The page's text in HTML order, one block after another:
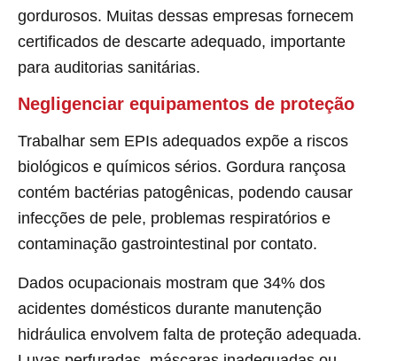
gordurosos. Muitas dessas empresas fornecem
certificados de descarte adequado, importante
para auditorias sanitárias.
Negligenciar equipamentos de proteção
Trabalhar sem EPIs adequados expõe a riscos
biológicos e químicos sérios. Gordura rançosa
contém bactérias patogênicas, podendo causar
infecções de pele, problemas respiratórios e
contaminação gastrointestinal por contato.
Dados ocupacionais mostram que 34% dos
acidentes domésticos durante manutenção
hidráulica envolvem falta de proteção adequada.